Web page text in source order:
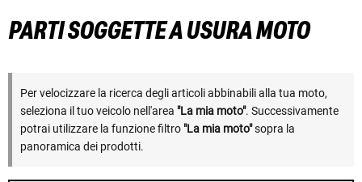
PARTI SOGGETTE A USURA MOTO
Per velocizzare la ricerca degli articoli abbinabili alla tua moto,
seleziona il tuo veicolo nell'area "La mia moto". Successivamente
potrai utilizzare la funzione filtro "La mia moto"sopra la
panoramica dei prodotti.